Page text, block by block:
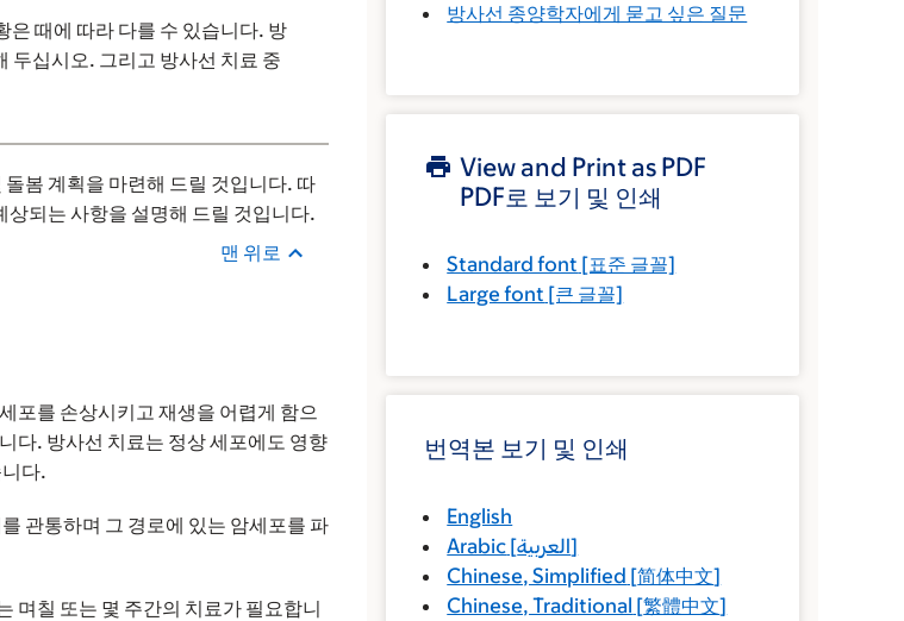
은 때에 따라 다를 수 있습니다. 방
두십시오. 그리고 방사선 치료 중
봄 계획을 마련해 드릴 것입니다. 따
상되는 사항을 설명해 드릴 것입니다.
맨 위로
포를 손상시키고 재생을 어렵게 함으
다. 방사선 치료는 정상 세포에도 영향
다.
관통하며 그 경로에 있는 암세포를 파
며칠 또는 몇 주간의 치료가 필요합니
방사선 종양학자에게 묻고 싶은 질문
View and Print as PDF
PDF로 보기 및 인쇄
Standard font [표준 글꼴]
Large font [큰 글꼴]
번역본 보기 및 인쇄
English
Arabic [العربية]
Chinese, Simplified [简体中文]
Chinese, Traditional [繁體中文]